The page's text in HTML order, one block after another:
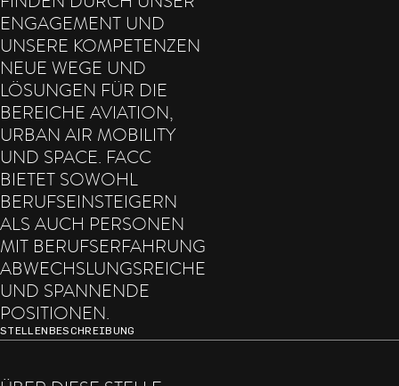
ENGAGEMENT UND
UNSERE KOMPETENZEN
NEUE WEGE UND
LÖSUNGEN FÜR DIE
BEREICHE AVIATION,
URBAN AIR MOBILITY
UND SPACE. FACC
BIETET SOWOHL
BERUFSEINSTEIGERN
ALS AUCH PERSONEN
MIT BERUFSERFAHRUNG
ABWECHSLUNGSREICHE
UND SPANNENDE
POSITIONEN.
STELLENBESCHREIBUNG